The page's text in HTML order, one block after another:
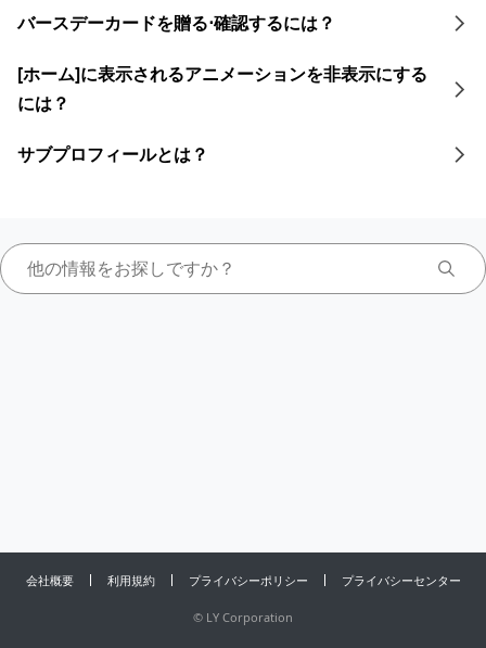
バースデーカードを贈る⋅確認するには？
[ホーム]に表示されるアニメーションを非表示にする
には？
サブプロフィールとは？
会社概要 利用規約 プライバシーポリシー プライバシーセンター
© LY Corporation